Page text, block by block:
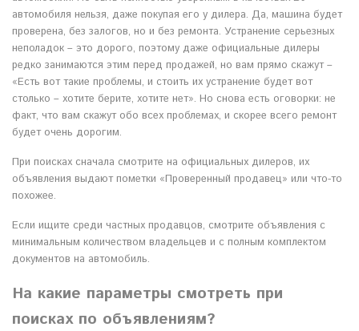
автомобиля нельзя, даже покупая его у дилера. Да, машина будет
проверена, без залогов, но и без ремонта. Устранение серьезных
неполадок – это дорого, поэтому даже официальные дилеры
редко занимаются этим перед продажей, но вам прямо скажут –
«Есть вот такие проблемы, и стоить их устранение будет вот
столько – хотите берите, хотите нет». Но снова есть оговорки: не
факт, что вам скажут обо всех проблемах, и скорее всего ремонт
будет очень дорогим.
При поисках сначала смотрите на официальных дилеров, их
объявления выдают пометки «Проверенный продавец» или что-то
похожее.
Если ищите среди частных продавцов, смотрите объявления с
минимальным количеством владельцев и с полным комплектом
документов на автомобиль.
На какие параметры смотреть при
поисках по объявлениям?